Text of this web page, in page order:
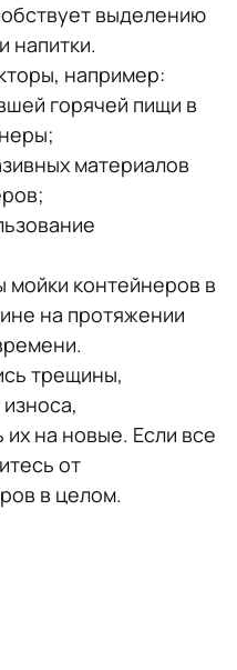
выделению
напитки.
например:
горячей пищи в
материалов
контейнеров в
на протяжении
трещины,
на новые. Если все
от
в целом.